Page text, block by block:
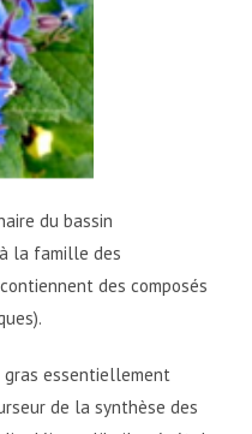
du bassin
la famille des
des composés
gras essentiellement
de la synthèse des